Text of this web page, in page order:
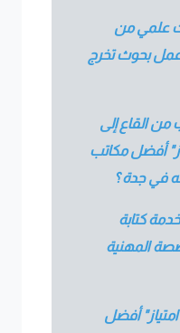
علمي من
بحوث تخرج
القاع إلى
أفضل مكاتب
في جدة ؟
كتابة
المهنية
أفضل